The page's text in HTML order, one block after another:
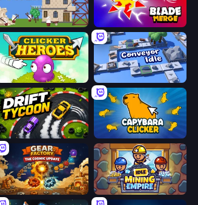
Babel Tower Blade Merge
Clicker Heroes Conveyor Idle
Drift Tycoon Capybara Clicker
Gear Factory Idle Mining Empire